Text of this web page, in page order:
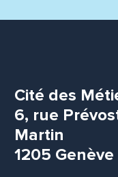
Cité des
6, rue
Martin
1205 Genève